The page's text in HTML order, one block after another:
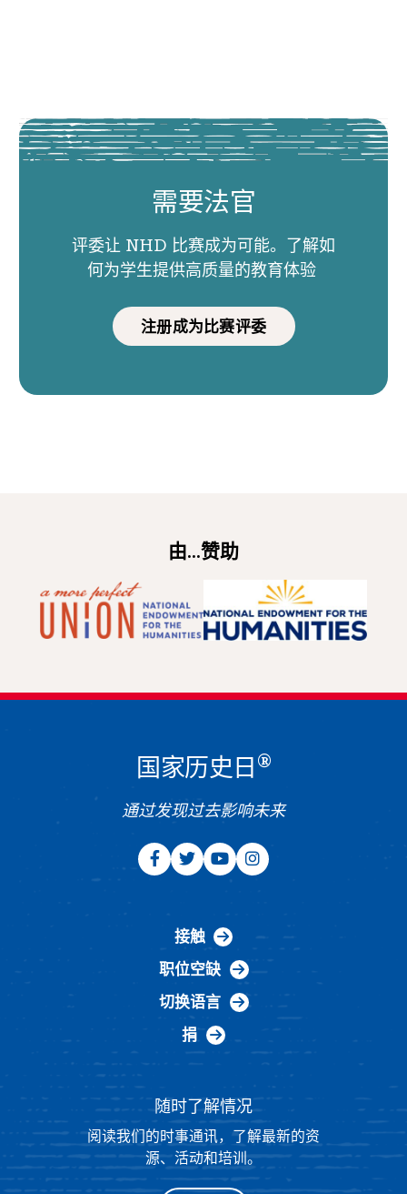
需要法官
评委让 NHD 比赛成为可能。了解如
何为学生提供高质量的教育体验
注册成为比赛评委
由...赞助
国家历史日 ®
通过发现过去影响未来
接触
职位空缺
切换语言
捐
随时了解情况
阅读我们的时事通讯，了解最新的资
源、活动和培训。